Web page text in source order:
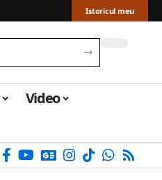
Istoricul meu
Video